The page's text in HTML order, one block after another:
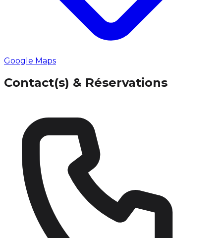
Google Maps
Contact(s) & Réservations